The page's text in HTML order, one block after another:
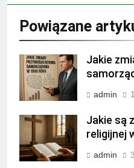
Powiązane
Jakie
admin
Jakie są
religijnej
admin